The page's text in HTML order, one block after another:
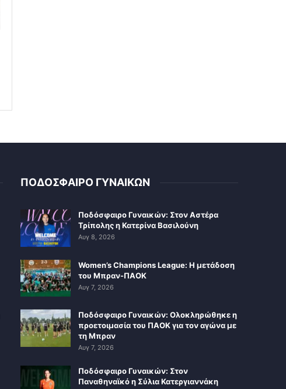
ΠΟΔΟΣΦΑΙΡΟ ΓΥΝΑΙΚΩΝ
Ποδόσφαιρο Γυναικών: Στον Αστέρα
Τρίπολης η Κατερίνα Βασιλούνη
Αυγ 8, 2026
Women’s Champions League: Η μετάδοση
του Μπραν-ΠΑΟΚ
Αυγ 7, 2026
Ποδόσφαιρο Γυναικών: Ολοκληρώθηκε η
προετοιμασία του ΠΑΟΚ για τον αγώνα με
τη Μπραν
Αυγ 7, 2026
Ποδόσφαιρο Γυναικών: Στον
Παναθηναϊκό η Σύλια Κατεργιαννάκη